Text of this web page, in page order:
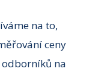
na to,
ceny
odborníků na